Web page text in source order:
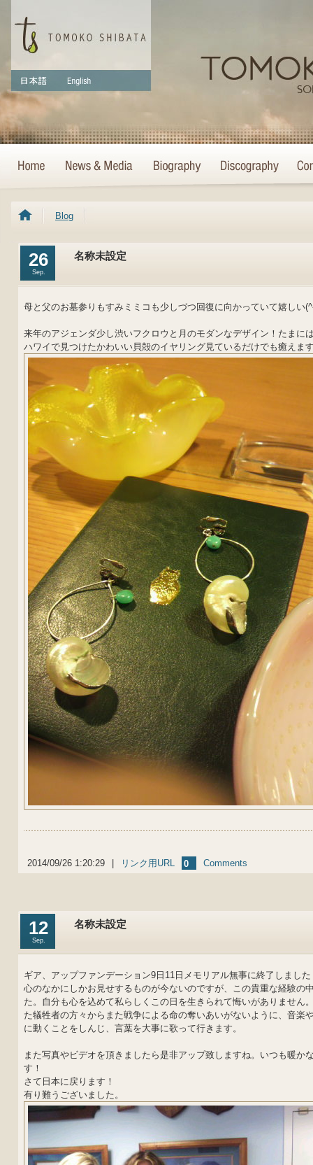
Blog
26
Sep.
名称未設定
母と父のお墓参りもすみミミコも少しづつ回復に向かっていて嬉しい
来年のアジェンダ少し渋いフクロウと月のモダンなデザイン！たまに
ハワイで見つけたかわいい貝殻のイヤリング見ているだけでも癒えま
2014/09/26 1:20:29 リンク用URL 0 Comments
12
Sep.
名称未設定
ギア、アップファンデーション9日11日メモリアル無事に終了しまし
心のなかにしかお見せするものが今ないのですが、この貴重な経験の
た。自分も心を込めて私らしくこの日を生きられて悔いがありません
た犠牲者の方々からまた戦争による命の奪いあいがないように、音楽
に動くことをしんじ、言葉を大事に歌って行きます。
また写真やビデオを頂きましたら是非アップ致しますね。いつも暖か
す！
さて日本に戻ります！
有り難うございました。